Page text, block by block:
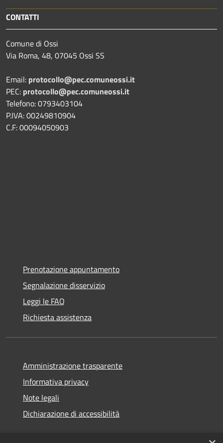
CONTATTI
Comune di Ossi
Via Roma, 48, 07045 Ossi SS
Email: protocollo@pec.comuneossi.it
PEC: protocollo@pec.comuneossi.it
Telefono: 0793403104
P.IVA: 00249810904
C.F: 00094050903
Prenotazione appuntamento
Segnalazione disservizio
Leggi le FAQ
Richiesta assistenza
Amministrazione trasparente
Informativa privacy
Note legali
Dichiarazione di accessibilità